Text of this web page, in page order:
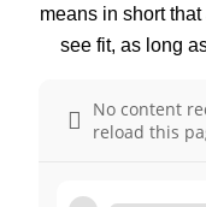
means in short
see fit, as long
No content
reload this